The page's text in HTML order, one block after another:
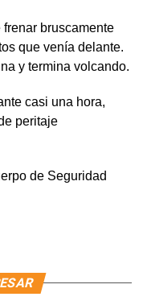
bruscamente
que venía delante.
y termina volcando.
casi una hora,
peritaje
de Seguridad